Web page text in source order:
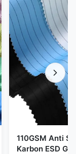
110GSM Anti
Karbon ESD